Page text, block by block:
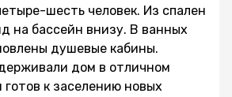
шесть человек. Из спален
на бассейн внизу. В ванных
душевые кабины.
дом в отличном
готов к заселению новых